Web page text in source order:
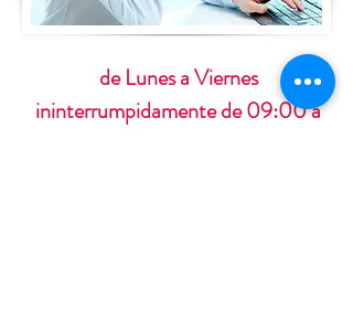
de Lunes a Viernes
ininterrumpidamente de 09:00 a